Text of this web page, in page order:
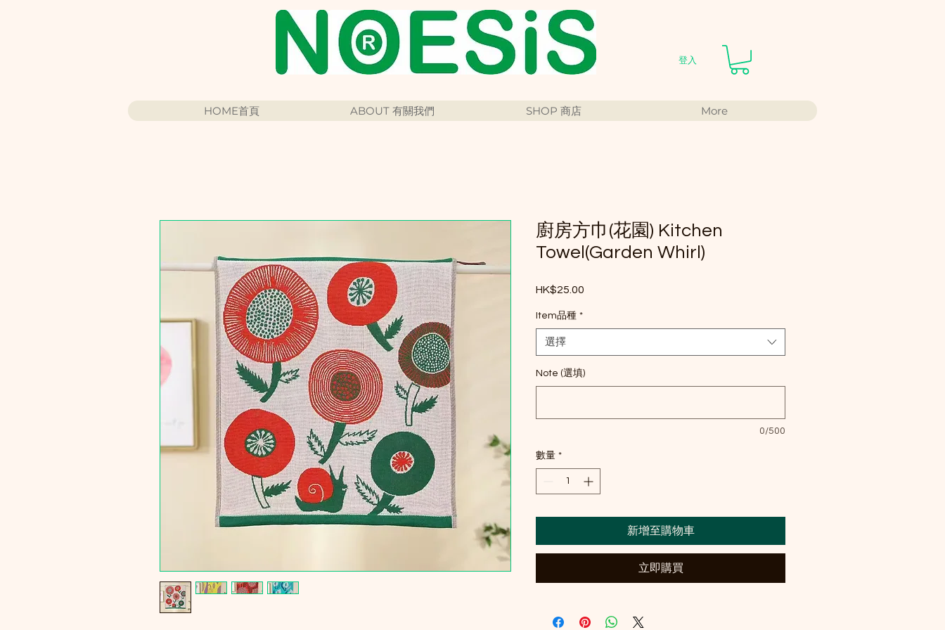
登入
HOME首頁 ABOUT 有關我們 SHOP 商店 More
廚房方巾(花園) Kitchen
Towel(Garden Whirl)
HK$25.00
Item品種 *
選擇
Note (選填)
0/500
數量 *
新增至購物車
立即購買